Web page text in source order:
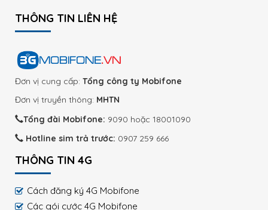
THÔNG TIN LIÊN HỆ
Đơn vị cung cấp: Tổng công ty Mobifone
Đơn vị truyền thông: MHTN
Tổng đài Mobifone: 9090 hoặc 18001090
Hotline sim trả trước: 0907 259 666
THÔNG TIN 4G
Cách đăng ký 4G Mobifone
Các gói cước 4G Mobifone